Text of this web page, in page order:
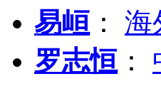
易峘 ： 海
罗志恒 ：